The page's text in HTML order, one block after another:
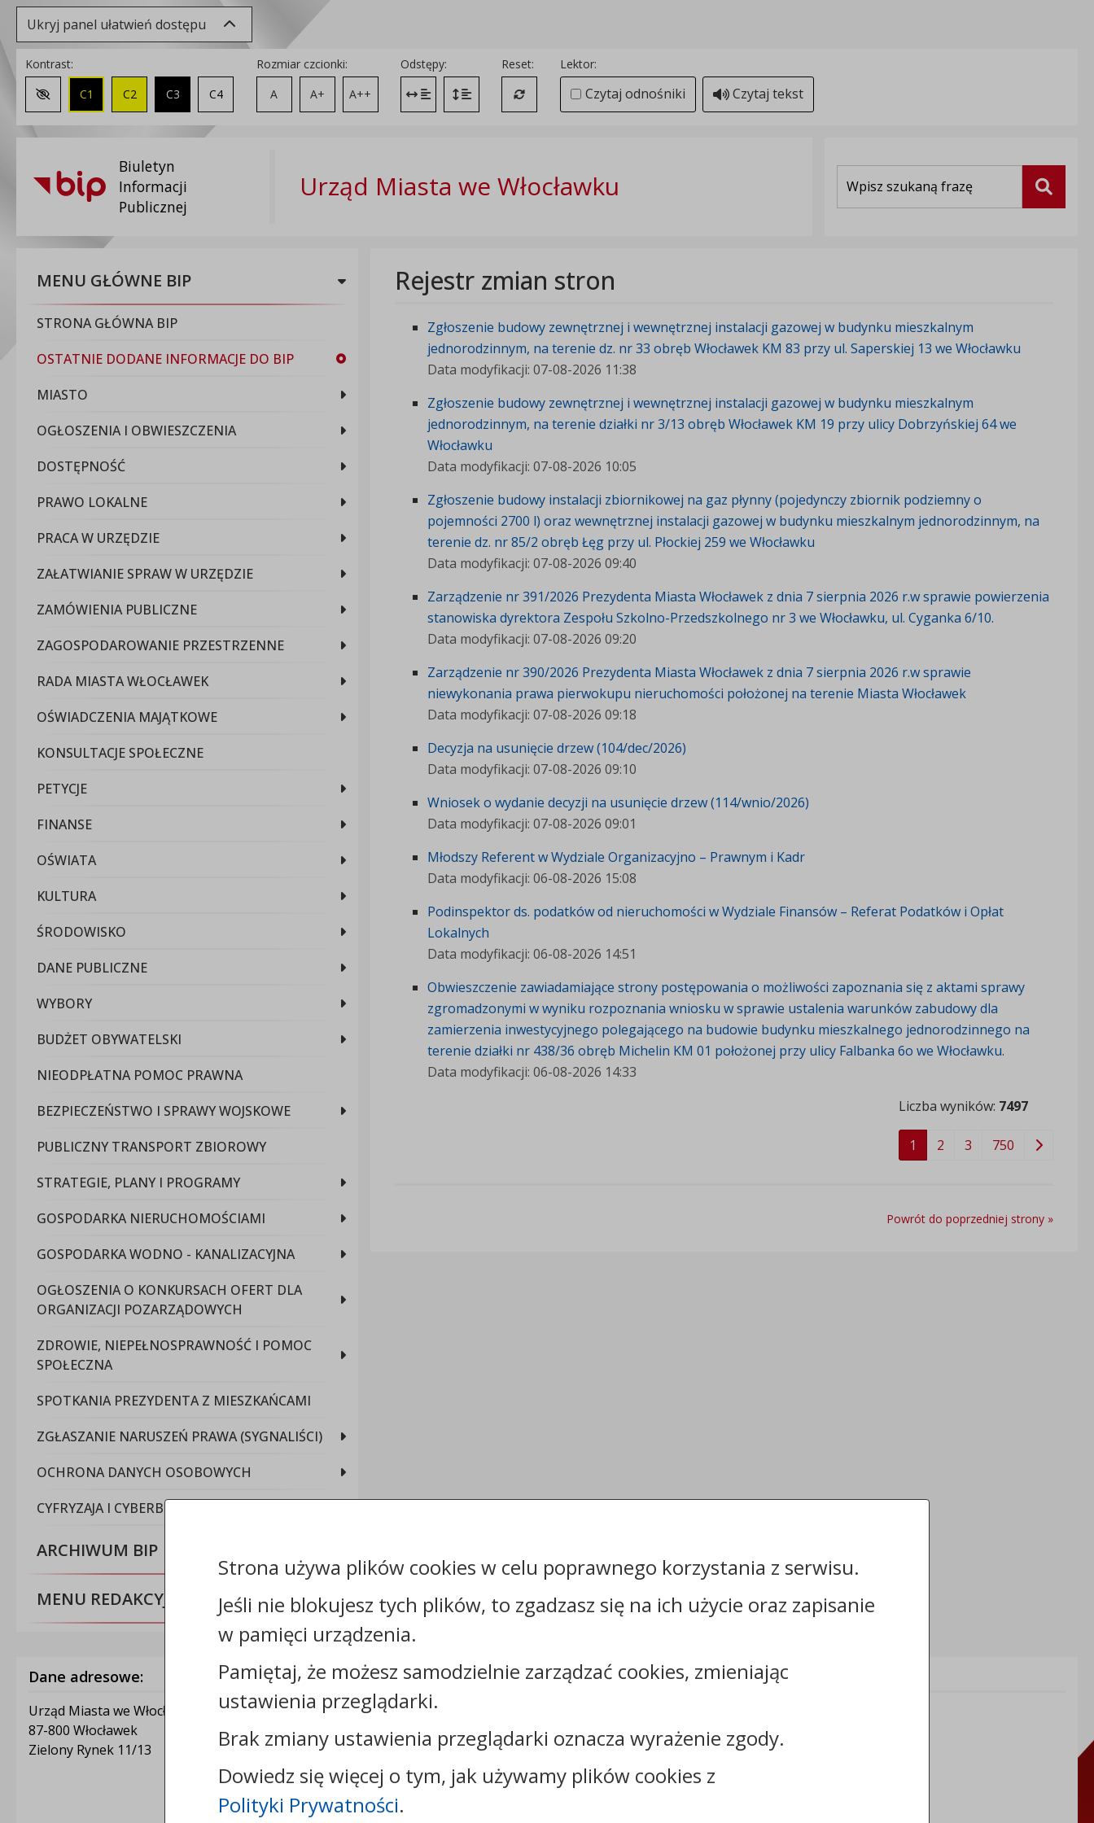
Ukryj panel ułatwień dostępu
Kontrast:
Zmień kontrast na domyślny
C1 C2 C3 C4
Rozmiar czcionki:
A
A+ A++
Odstępy:
Zmień odstęp między literami
Zmień interlinię i margines między paragrafami
Reset:
Przywróć ustawienia domyślne
Lektor:
Czytaj odnośniki Czytaj tekst
Biuletyn
Informacji
Publicznej
Urząd Miasta we Włocławku Szukaj
MENU GŁÓWNE BIP
STRONA GŁÓWNA BIP
OSTATNIE DODANE INFORMACJE DO BIP
MIASTO
OGŁOSZENIA I OBWIESZCZENIA
DOSTĘPNOŚĆ
PRAWO LOKALNE
PRACA W URZĘDZIE
ZAŁATWIANIE SPRAW W URZĘDZIE
ZAMÓWIENIA PUBLICZNE
ZAGOSPODAROWANIE PRZESTRZENNE
RADA MIASTA WŁOCŁAWEK
OŚWIADCZENIA MAJĄTKOWE
KONSULTACJE SPOŁECZNE
PETYCJE
FINANSE
OŚWIATA
KULTURA
ŚRODOWISKO
DANE PUBLICZNE
WYBORY
BUDŻET OBYWATELSKI
NIEODPŁATNA POMOC PRAWNA
BEZPIECZEŃSTWO I SPRAWY WOJSKOWE
PUBLICZNY TRANSPORT ZBIOROWY
STRATEGIE, PLANY I PROGRAMY
GOSPODARKA NIERUCHOMOŚCIAMI
GOSPODARKA WODNO - KANALIZACYJNA
OGŁOSZENIA O KONKURSACH OFERT DLA
ORGANIZACJI POZARZĄDOWYCH
ZDROWIE, NIEPEŁNOSPRAWNOŚĆ I POMOC
SPOŁECZNA
SPOTKANIA PREZYDENTA Z MIESZKAŃCAMI
ZGŁASZANIE NARUSZEŃ PRAWA (SYGNALIŚCI)
OCHRONA DANYCH OSOBOWYCH
CYFRYZAJA I CYBERBEZPIECZEŃSTWO
ARCHIWUM BIP
MENU REDAKCYJNE
Rejestr zmian stron
Zgłoszenie budowy zewnętrznej i wewnętrznej instalacji gazowej w budynku mieszkalnym
jednorodzinnym, na terenie dz. nr 33 obręb Włocławek KM 83 przy ul. Saperskiej 13 we Włocławku
Data modyfikacji: 07-08-2026 11:38
Zgłoszenie budowy zewnętrznej i wewnętrznej instalacji gazowej w budynku mieszkalnym
jednorodzinnym, na terenie działki nr 3/13 obręb Włocławek KM 19 przy ulicy Dobrzyńskiej 64 we
Włocławku
Data modyfikacji: 07-08-2026 10:05
Zgłoszenie budowy instalacji zbiornikowej na gaz płynny (pojedynczy zbiornik podziemny o
pojemności 2700 l) oraz wewnętrznej instalacji gazowej w budynku mieszkalnym jednorodzinnym, na
terenie dz. nr 85/2 obręb Łęg przy ul. Płockiej 259 we Włocławku
Data modyfikacji: 07-08-2026 09:40
Zarządzenie nr 391/2026 Prezydenta Miasta Włocławek z dnia 7 sierpnia 2026 r.w sprawie powierzenia
stanowiska dyrektora Zespołu Szkolno-Przedszkolnego nr 3 we Włocławku, ul. Cyganka 6/10.
Data modyfikacji: 07-08-2026 09:20
Zarządzenie nr 390/2026 Prezydenta Miasta Włocławek z dnia 7 sierpnia 2026 r.w sprawie
niewykonania prawa pierwokupu nieruchomości położonej na terenie Miasta Włocławek
Data modyfikacji: 07-08-2026 09:18
Decyzja na usunięcie drzew (104/dec/2026)
Data modyfikacji: 07-08-2026 09:10
Wniosek o wydanie decyzji na usunięcie drzew (114/wnio/2026)
Data modyfikacji: 07-08-2026 09:01
Młodszy Referent w Wydziale Organizacyjno – Prawnym i Kadr
Data modyfikacji: 06-08-2026 15:08
Podinspektor ds. podatków od nieruchomości w Wydziale Finansów – Referat Podatków i Opłat
Lokalnych
Data modyfikacji: 06-08-2026 14:51
Obwieszczenie zawiadamiające strony postępowania o możliwości zapoznania się z aktami sprawy
zgromadzonymi w wyniku rozpoznania wniosku w sprawie ustalenia warunków zabudowy dla
zamierzenia inwestycyjnego polegającego na budowie budynku mieszkalnego jednorodzinnego na
terenie działki nr 438/36 obręb Michelin KM 01 położonej przy ulicy Falbanka 6o we Włocławku.
Data modyfikacji: 06-08-2026 14:33
Liczba wyników: 7497
1 2 3 750
Powrót do poprzedniej strony »
Dane adresowe:
Urząd Miasta we Włocławku
87-800 Włocławek
Zielony Rynek 11/13
Kontakt:
tel.:+48544144000
faks: +48544144444
e-mail:poczta@um.wloclawek.pl
skrytka ePUAP: /umwloclawek/SkrytkaESP lub
/umwloclawek/skrytka
strona www:
Informacje dodatkowe:
REGON: 910866910
TERYT: 0464011
Strona używa plików cookies w celu poprawnego korzystania z serwisu.
Jeśli nie blokujesz tych plików, to zgadzasz się na ich użycie oraz zapisanie
w pamięci urządzenia.
Pamiętaj, że możesz samodzielnie zarządzać cookies, zmieniając
ustawienia przeglądarki.
Brak zmiany ustawienia przeglądarki oznacza wyrażenie zgody.
Dowiedz się więcej o tym, jak używamy plików cookies z
Polityki Prywatności.